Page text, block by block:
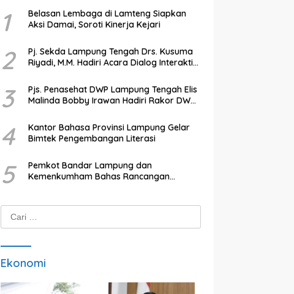
1
Belasan Lembaga di Lamteng Siapkan
Aksi Damai, Soroti Kinerja Kejari
2
Pj. Sekda Lampung Tengah Drs. Kusuma
Riyadi, M.M. Hadiri Acara Dialog Interaktif
3
Pjs. Penasehat DWP Lampung Tengah Elis
Malinda Bobby Irawan Hadiri Rakor DWP
4
Kantor Bahasa Provinsi Lampung Gelar
Bimtek Pengembangan Literasi
5
Pemkot Bandar Lampung dan
Kemenkumham Bahas Rancangan
Ekonomi